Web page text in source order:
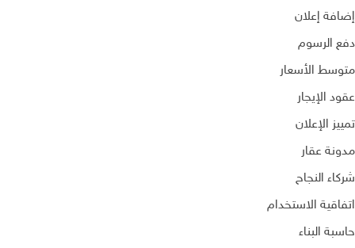
إضافة إعلان
دفع الرسوم
متوسط الأسعار
عقود الإيجار
تمييز الإعلان
مدونة عقار
شركاء النجاح
اتفاقية الاستخدام
حاسبة البناء